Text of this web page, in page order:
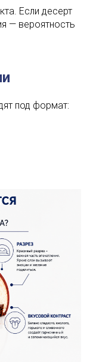
Если десерт
— вероятность
под формат: